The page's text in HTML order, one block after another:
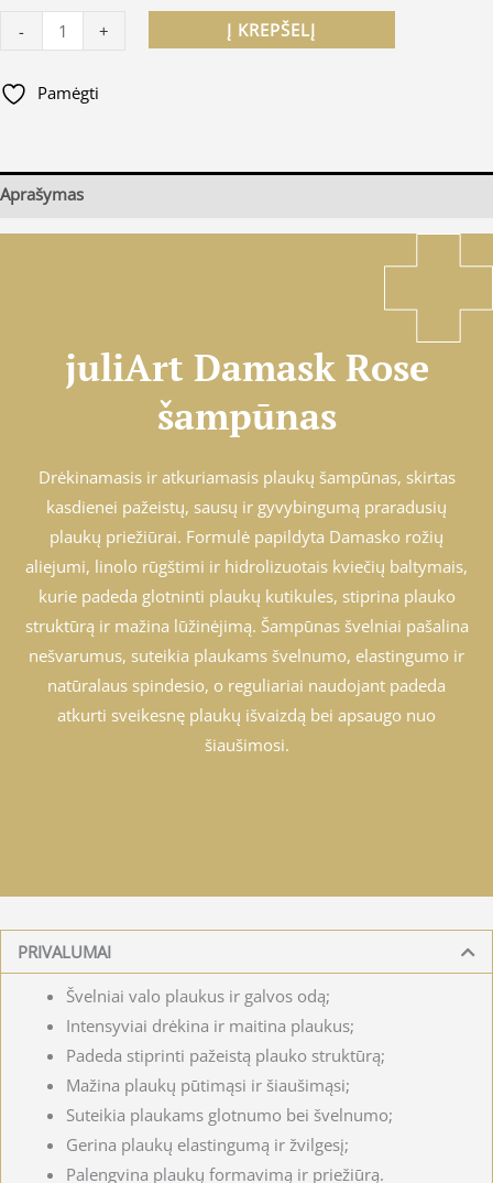
- + Į KREPŠELĮ
Pamėgti
Aprašymas
juliArt Damask Rose
šampūnas
Drėkinamasis ir atkuriamasis plaukų šampūnas, skirtas
kasdienei pažeistų, sausų ir gyvybingumą praradusių
plaukų priežiūrai. Formulė papildyta Damasko rožių
aliejumi, linolo rūgštimi ir hidrolizuotais kviečių baltymais,
kurie padeda glotninti plaukų kutikules, stiprina plauko
struktūrą ir mažina lūžinėjimą. Šampūnas švelniai pašalina
nešvarumus, suteikia plaukams švelnumo, elastingumo ir
natūralaus spindesio, o reguliariai naudojant padeda
atkurti sveikesnę plaukų išvaizdą bei apsaugo nuo
šiaušimosi.
PRIVALUMAI
Švelniai valo plaukus ir galvos odą;
Intensyviai drėkina ir maitina plaukus;
Padeda stiprinti pažeistą plauko struktūrą;
Mažina plaukų pūtimąsi ir šiaušimąsi;
Suteikia plaukams glotnumo bei švelnumo;
Gerina plaukų elastingumą ir žvilgesį;
Palengvina plaukų formavimą ir priežiūrą.